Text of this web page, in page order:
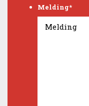
Melding*